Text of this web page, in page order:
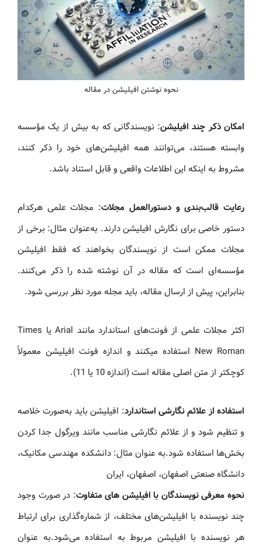
نحوه نوشتن افیلیشن در مقاله
امکان ذکر چند افیلیشن: نویسندگانی که به بیش از یک مؤسسه
وابسته هستند، می‌توانند همه افیلیشن‌های خود را ذکر کنند،
مشروط به اینکه این اطلاعات واقعی و قابل استناد باشد.
رعایت قالب‌بندی و دستورالعمل مجلات: مجلات علمی هرکدام
دستور خاصی برای نگارش افیلیشن دارند. به‌عنوان مثال: برخی از
مجلات ممکن است از نویسندگان بخواهند که فقط افیلیشن
مؤسسه‌ای است که مقاله در آن نوشته شده را ذکر می‌کنند.
بنابراین، پیش از ارسال مقاله، باید مجله مورد نظر بررسی شود.
اکثر مجلات علمی از فونت‌های استاندارد مانند Arial یا Times
New Roman استفاده میکنند و اندازه فونت افیلیشن معمولاً
کوچکتر از متن اصلی مقاله است (اندازه 10 یا 11).
استفاده از علائم نگارشی استاندارد: افیلیشن باید به‌صورت خلاصه
و تنظیم شود و از علائم نگارشی مناسب مانند ویرگول جدا کردن
بخش‌ها استفاده شود.به عنوان مثال: دانشکده مهندسی مکانیک،
دانشگاه صنعتی اصفهان، اصفهان، ایران
نحوه معرفی نویسندگان با افیلیشن های متفاوت: در صورت وجود
چند نویسنده با افیلیشن‌های مختلف، از شماره‌گذاری برای ارتباط
هر نویسنده با افیلیشن مربوط به استفاده می‌شود.به عنوان